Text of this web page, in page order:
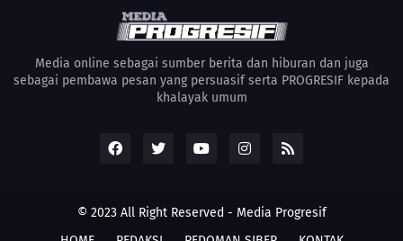
Media online sebagai sumber berita dan hiburan dan juga
sebagai pembawa pesan yang persuasif serta PROGRESIF kepada
khalayak umum
© 2023 All Right Reserved - Media Progresif